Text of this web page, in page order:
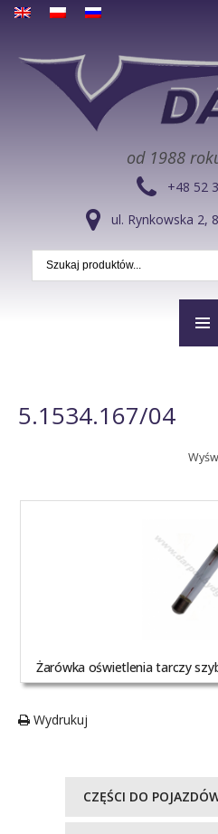
od 1988
+48 52
ul. Rynkowska 2,
5.1534.167/04
Żarówka oświetlenia tarczy
Wydrukuj
CZĘŚCI DO